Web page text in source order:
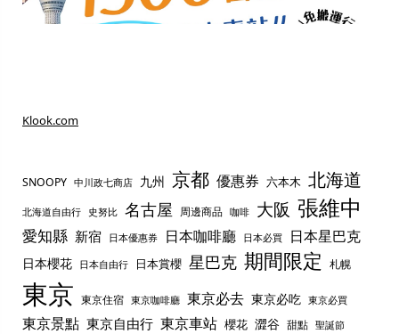
Klook.com
SNOOPY 中川政七商店 九州 京都 優惠券 六本木 北海道
北海道自由行 史努比 名古屋 周邊商品 咖啡 大阪 張維中
愛知縣 新宿 日本優惠券 日本咖啡廳 日本必買 日本星巴克
日本櫻花 日本自由行 日本賞櫻 星巴克 期間限定 札幌
東京 東京住宿 東京咖啡廳 東京必去 東京必吃 東京必買
東京景點 東京自由行 東京車站 櫻花 澀谷 甜點 聖誕節